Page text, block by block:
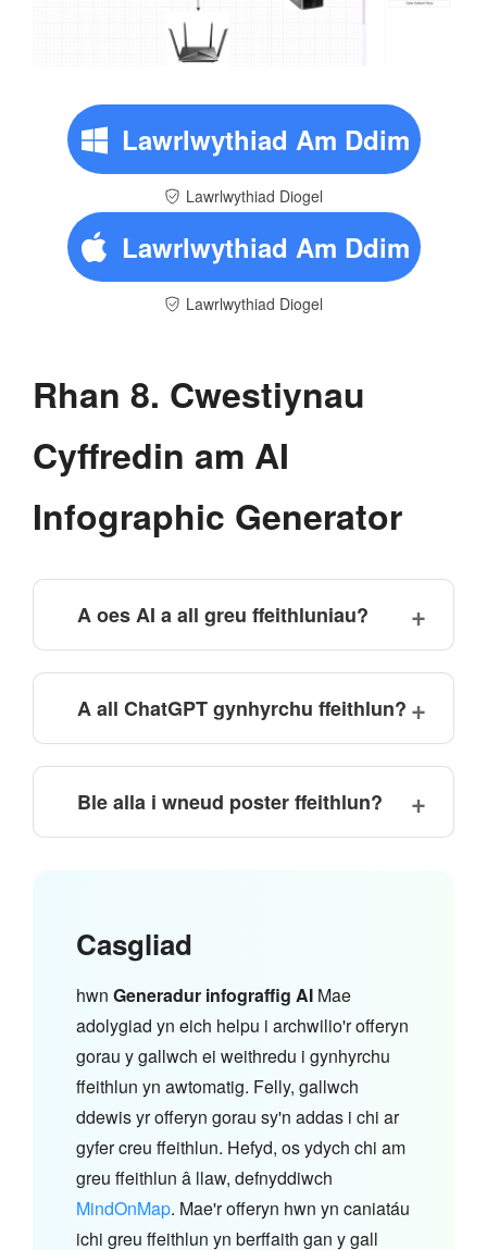
Lawrlwythiad Am Ddim
Lawrlwythiad Diogel
Lawrlwythiad Am Ddim
Lawrlwythiad Diogel
Rhan 8. Cwestiynau
Cyffredin am AI
Infographic Generator
A oes AI a all greu ffeithluniau?
A all ChatGPT gynhyrchu ffeithlun?
Ble alla i wneud poster ffeithlun?
Casgliad
hwn Generadur infograffig AI Mae
adolygiad yn eich helpu i archwilio'r offeryn
gorau y gallwch ei weithredu i gynhyrchu
ffeithlun yn awtomatig. Felly, gallwch
ddewis yr offeryn gorau sy'n addas i chi ar
gyfer creu ffeithlun. Hefyd, os ydych chi am
greu ffeithlun â llaw, defnyddiwch
MindOnMap. Mae'r offeryn hwn yn caniatáu
ichi greu ffeithlun yn berffaith gan y gall